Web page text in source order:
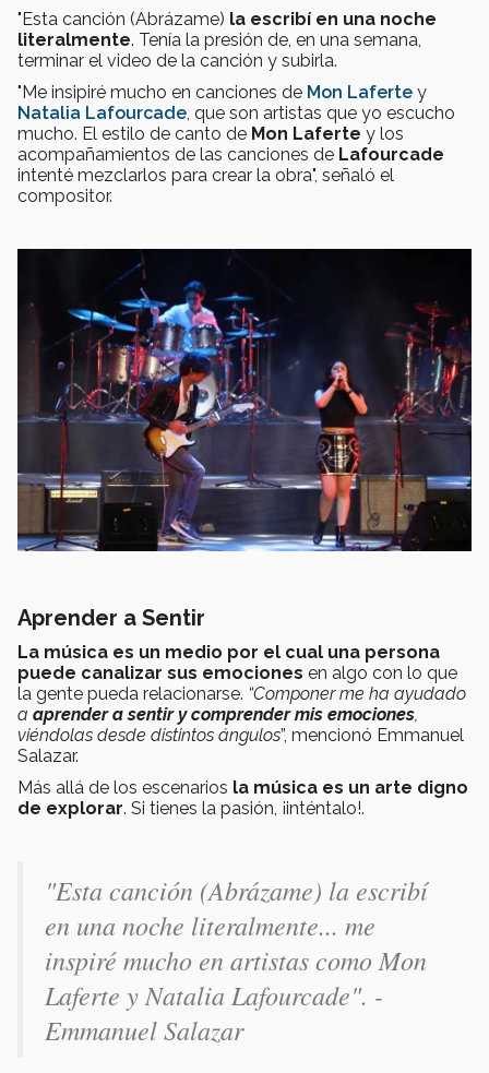
"Esta canción (Abrázame) la escribí en una noche
literalmente. Tenía la presión de, en una semana,
terminar el video de la canción y subirla.
"Me insipiré mucho en canciones de Mon Laferte y
Natalia Lafourcade, que son artistas que yo escucho
mucho. El estilo de canto de Mon Laferte y los
acompañamientos de las canciones de Lafourcade
intenté mezclarlos para crear la obra", señaló el
compositor.
Aprender a Sentir
La música es un medio por el cual una persona
puede canalizar sus emociones en algo con lo que
la gente pueda relacionarse. “Componer me ha ayudado
a aprender a sentir y comprender mis emociones,
viéndolas desde distintos ángulos”, mencionó Emmanuel
Salazar.
Más allá de los escenarios la música es un arte digno
de explorar. Si tienes la pasión, ¡inténtalo!.
"Esta canción (Abrázame) la escribí
en una noche literalmente... me
inspiré mucho en artistas como Mon
Laferte y Natalia Lafourcade". -
Emmanuel Salazar